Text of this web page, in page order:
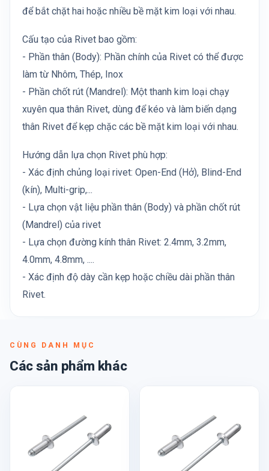
để bắt chặt hai hoặc nhiều bề mặt kim loại với nhau.
Cấu tạo của Rivet bao gồm:
- Phần thân (Body): Phần chính của Rivet có thể được
làm từ Nhôm, Thép, Inox
- Phần chốt rút (Mandrel): Một thanh kim loại chạy
xuyên qua thân Rivet, dùng để kéo và làm biến dạng
thân Rivet để kẹp chặc các bề mặt kim loại với nhau.
Hướng dẫn lựa chọn Rivet phù hợp:
- Xác định chủng loại rivet: Open-End (Hở), Blind-End
(kín), Multi-grip,...
- Lựa chọn vật liệu phần thân (Body) và phần chốt rút
(Mandrel) của rivet
- Lựa chọn đường kính thân Rivet: 2.4mm, 3.2mm,
4.0mm, 4.8mm, ....
- Xác định độ dày cần kẹp hoặc chiều dài phần thân
Rivet.
CÙNG DANH MỤC
Các sản phẩm khác